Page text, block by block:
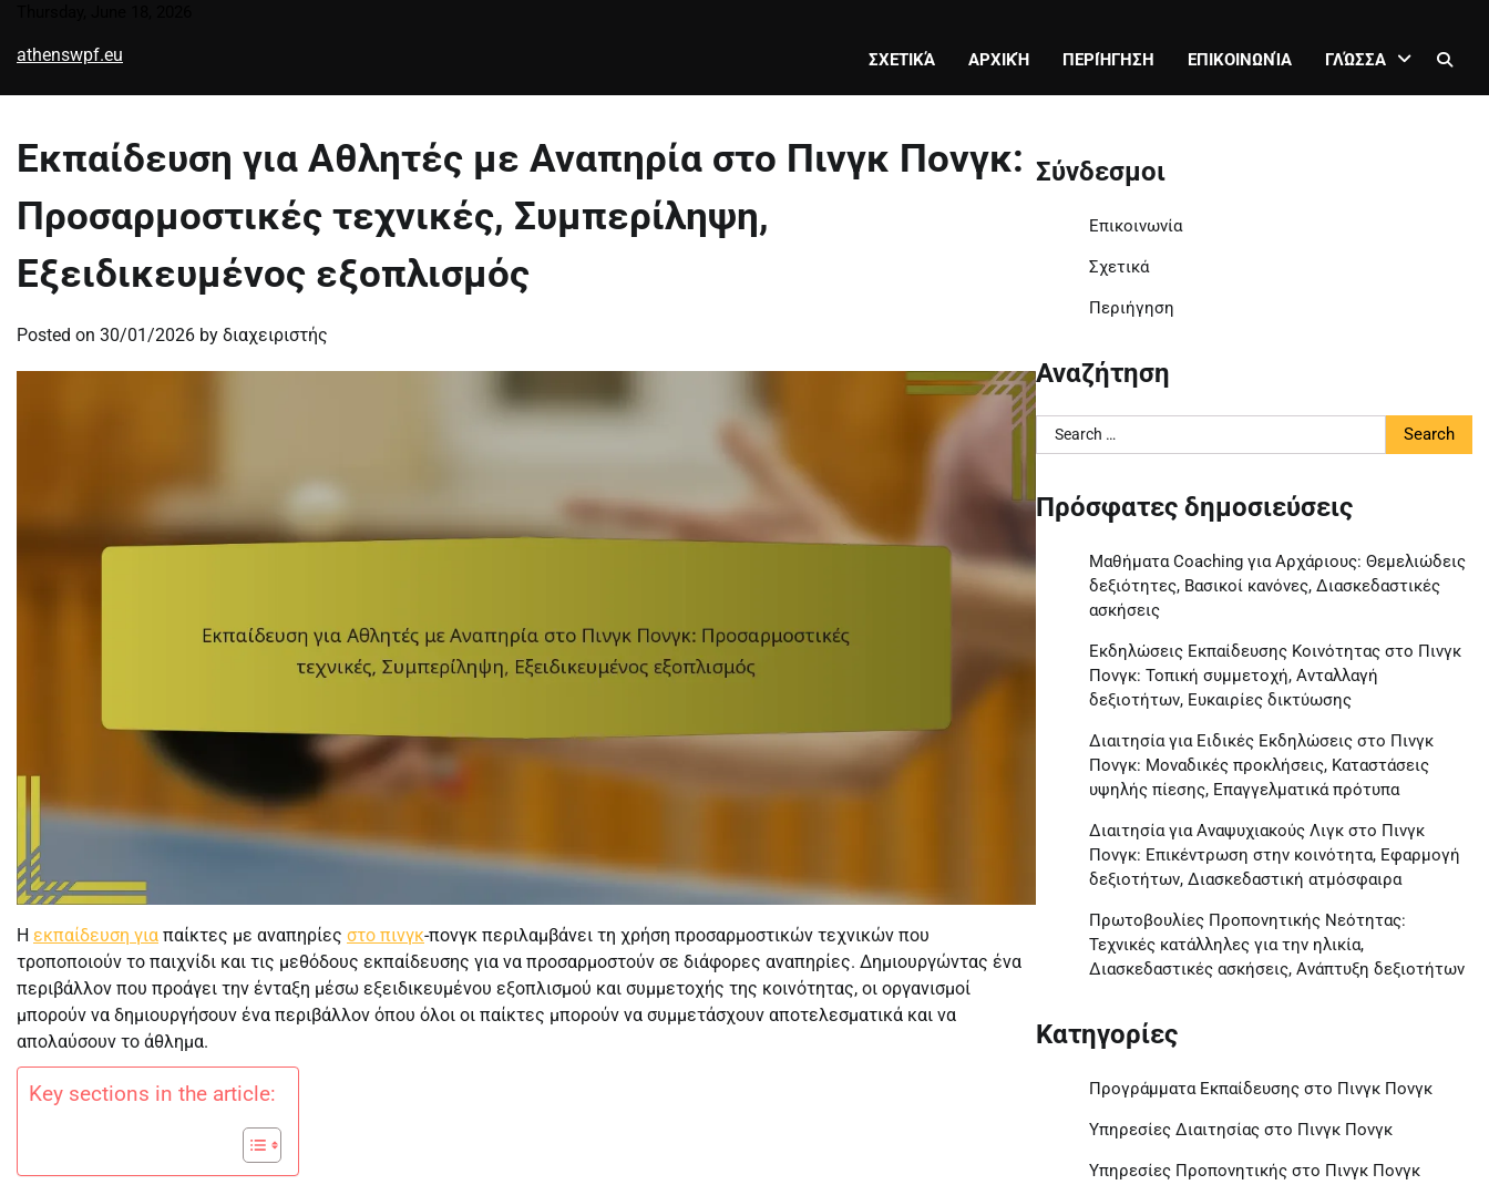
content
athenswpf.eu ΣΧΕΤΙΚΆ ΑΡΧΙΚΉ ΠΕΡΙΉΓΗΣΗ ΕΠΙΚΟΙΝΩΝΊΑ ΓΛΏΣΣΑ
Εκπαίδευση για Αθλητές με Αναπηρία στο Πινγκ Πονγκ:
Προσαρμοστικές τεχνικές, Συμπερίληψη,
Εξειδικευμένος εξοπλισμός
Posted on 30/01/2026 by διαχειριστής
Η εκπαίδευση για παίκτες με αναπηρίες στο πινγκ-πονγκ περιλαμβάνει τη χρήση προσαρμοστικών τεχνικών που
τροποποιούν το παιχνίδι και τις μεθόδους εκπαίδευσης για να προσαρμοστούν σε διάφορες αναπηρίες. Δημιουργώντας ένα
περιβάλλον που προάγει την ένταξη μέσω εξειδικευμένου εξοπλισμού και συμμετοχής της κοινότητας, οι οργανισμοί
μπορούν να δημιουργήσουν ένα περιβάλλον όπου όλοι οι παίκτες μπορούν να συμμετάσχουν αποτελεσματικά και να
απολαύσουν το άθλημα.
Key sections in the article:
Σύνδεσμοι
Επικοινωνία
Σχετικά
Περιήγηση
Αναζήτηση
Search
for:
Πρόσφατες δημοσιεύσεις
Μαθήματα Coaching για Αρχάριους: Θεμελιώδεις
δεξιότητες, Βασικοί κανόνες, Διασκεδαστικές
ασκήσεις
Εκδηλώσεις Εκπαίδευσης Κοινότητας στο Πινγκ
Πονγκ: Τοπική συμμετοχή, Ανταλλαγή
δεξιοτήτων, Ευκαιρίες δικτύωσης
Διαιτησία για Ειδικές Εκδηλώσεις στο Πινγκ
Πονγκ: Μοναδικές προκλήσεις, Καταστάσεις
υψηλής πίεσης, Επαγγελματικά πρότυπα
Διαιτησία για Αναψυχιακούς Λιγκ στο Πινγκ
Πονγκ: Επικέντρωση στην κοινότητα, Εφαρμογή
δεξιοτήτων, Διασκεδαστική ατμόσφαιρα
Πρωτοβουλίες Προπονητικής Νεότητας:
Τεχνικές κατάλληλες για την ηλικία,
Διασκεδαστικές ασκήσεις, Ανάπτυξη δεξιοτήτων
Κατηγορίες
Προγράμματα Εκπαίδευσης στο Πινγκ Πονγκ
Υπηρεσίες Διαιτησίας στο Πινγκ Πονγκ
Υπηρεσίες Προπονητικής στο Πινγκ Πονγκ